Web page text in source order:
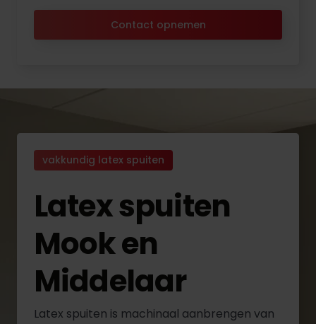
Contact opnemen
vakkundig latex spuiten
Latex spuiten
Mook en
Middelaar
Latex spuiten is machinaal aanbrengen van